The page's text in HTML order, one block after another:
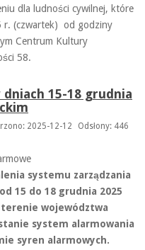
dla ludności cywilnej, które
r. (czwartek) od godziny
Centrum Kultury
58.
15-18 grudnia
2025-12-12 Odsłony: 446
systemu zarządzania
15 do 18 grudnia 2025
terenie województwa
system alarmowania
syren alarmowych.